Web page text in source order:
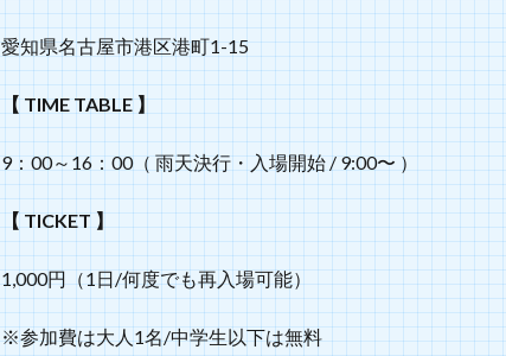
愛知県名古屋市港区港町1-15
【 TIME TABLE 】
9：00～16：00（ 雨天決行・入場開始 / 9:00〜 ）
【 TICKET 】
1,000円（1日/何度でも再入場可能）
※参加費は大人1名/中学生以下は無料